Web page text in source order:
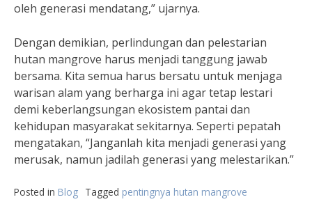
oleh generasi mendatang,” ujarnya.
Dengan demikian, perlindungan dan pelestarian
hutan mangrove harus menjadi tanggung jawab
bersama. Kita semua harus bersatu untuk menjaga
warisan alam yang berharga ini agar tetap lestari
demi keberlangsungan ekosistem pantai dan
kehidupan masyarakat sekitarnya. Seperti pepatah
mengatakan, “Janganlah kita menjadi generasi yang
merusak, namun jadilah generasi yang melestarikan.”
Posted in Blog Tagged pentingnya hutan mangrove